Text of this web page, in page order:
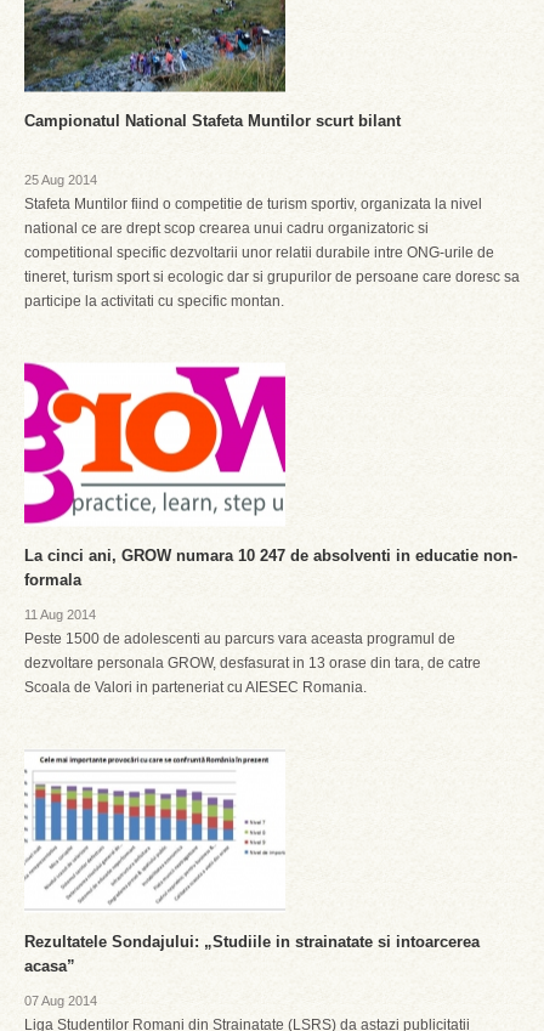
Campionatul National Stafeta Muntilor scurt bilant
25 Aug 2014
Stafeta Muntilor fiind o competitie de turism sportiv, organizata la nivel
national ce are drept scop crearea unui cadru organizatoric si
competitional specific dezvoltarii unor relatii durabile intre ONG-urile de
tineret, turism sport si ecologic dar si grupurilor de persoane care doresc sa
participe la activitati cu specific montan.
La cinci ani, GROW numara 10 247 de absolventi in educatie non-
formala
11 Aug 2014
Peste 1500 de adolescenti au parcurs vara aceasta programul de
dezvoltare personala GROW, desfasurat in 13 orase din tara, de catre
Scoala de Valori in parteneriat cu AIESEC Romania.
Rezultatele Sondajului: „Studiile in strainatate si intoarcerea
acasa”
07 Aug 2014
Liga Studentilor Romani din Strainatate (LSRS) da astazi publicitatii